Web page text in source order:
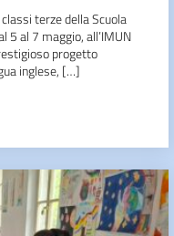
terze della Scuola
5 al 7 maggio, all’IMUN
progetto
inglese, […]